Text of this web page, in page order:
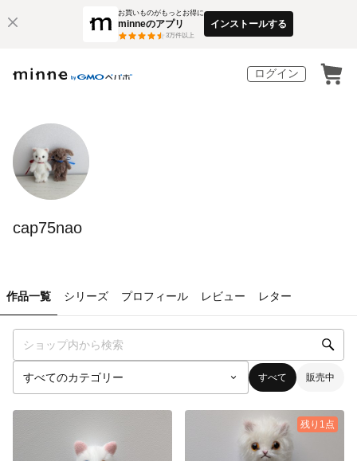
お買いものがもっとお得に
minneのアプリ
3万件以上
インストールする
ログイン
cap75nao
作品一覧 シリーズ プロフィール レビュー レター
すべて 販売中
残り1点